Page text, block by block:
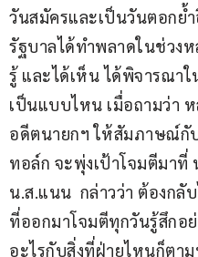
วันสมัครและเป็นวันตอกย้
รัฐบาลได้ทำพลาดในช่วง
รู้ และได้เห็น ได้พิจารณา
เป็นแบบไหน เมื่อถามว่า
อดีตนายกฯ ให้สัมภาษณ์กั
ทอล์ก จะพุ่งเป้าโจมตีมา
น.ส.แนน  กล่าวว่า ต้องกลั
ที่ออกมาโจมตีทุกวันรู้สึกอ
อะไรกับสิ่งที่ฝ่ายไหนก็ตา